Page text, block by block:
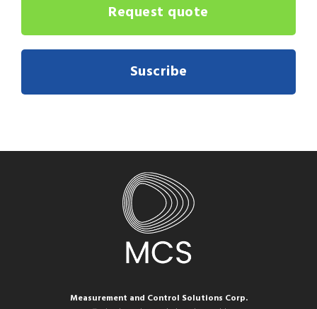
Request quote
Suscribe
Measurement and Control Solutions Corp.